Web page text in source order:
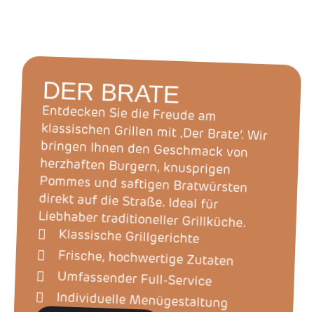
DER BRATE
Entdecken Sie die Freude am
klassischen Grillen mit ‚Der Brate‘. Wir
bringen Ihnen den Geschmack von
herzhaften Burgern, knusprigen
Pommes und saftigen Bratwürsten
direkt auf die Straße. Ideal für
Liebhaber traditioneller Grillküche.
Klassische Grillgerichte
Frische, hochwertige Zutaten
Umfassender Full-Service
Individuelle Menügestaltung